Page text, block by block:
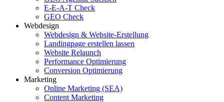
E-E-A-T Check
GEO Check
Webdesign
Webdesign & Website-Erstellung
Landingpage erstellen lassen
Website Relaunch
Performance Optimierung
Conversion Optimierung
Marketing
Online Marketing (SEA)
Content Marketing